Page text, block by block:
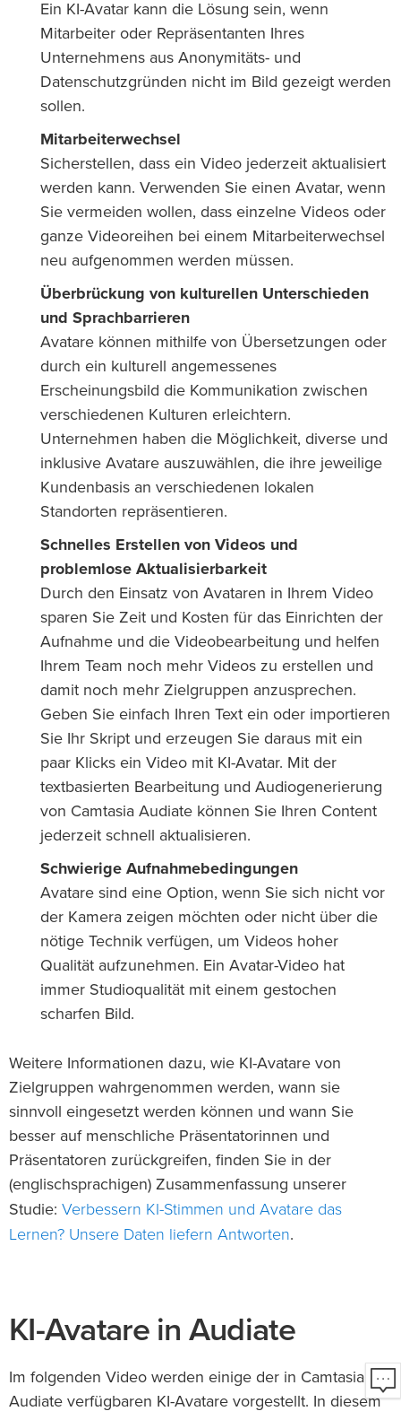
Ein KI-Avatar kann die Lösung sein, wenn
Mitarbeiter oder Repräsentanten Ihres
Unternehmens aus Anonymitäts- und
Datenschutzgründen nicht im Bild gezeigt werden
sollen.
Mitarbeiterwechsel
Sicherstellen, dass ein Video jederzeit aktualisiert
werden kann. Verwenden Sie einen Avatar, wenn
Sie vermeiden wollen, dass einzelne Videos oder
ganze Videoreihen bei einem Mitarbeiterwechsel
neu aufgenommen werden müssen.
Überbrückung von kulturellen Unterschieden
und Sprachbarrieren
Avatare können mithilfe von Übersetzungen oder
durch ein kulturell angemessenes
Erscheinungsbild die Kommunikation zwischen
verschiedenen Kulturen erleichtern.
Unternehmen haben die Möglichkeit, diverse und
inklusive Avatare auszuwählen, die ihre jeweilige
Kundenbasis an verschiedenen lokalen
Standorten repräsentieren.
Schnelles Erstellen von Videos und
problemlose Aktualisierbarkeit
Durch den Einsatz von Avataren in Ihrem Video
sparen Sie Zeit und Kosten für das Einrichten der
Aufnahme und die Videobearbeitung und helfen
Ihrem Team noch mehr Videos zu erstellen und
damit noch mehr Zielgruppen anzusprechen.
Geben Sie einfach Ihren Text ein oder importieren
Sie Ihr Skript und erzeugen Sie daraus mit ein
paar Klicks ein Video mit KI-Avatar. Mit der
textbasierten Bearbeitung und Audiogenerierung
von Camtasia Audiate können Sie Ihren Content
jederzeit schnell aktualisieren.
Schwierige Aufnahmebedingungen
Avatare sind eine Option, wenn Sie sich nicht vor
der Kamera zeigen möchten oder nicht über die
nötige Technik verfügen, um Videos hoher
Qualität aufzunehmen. Ein Avatar-Video hat
immer Studioqualität mit einem gestochen
scharfen Bild.
Weitere Informationen dazu, wie KI-Avatare von
Zielgruppen wahrgenommen werden, wann sie
sinnvoll eingesetzt werden können und wann Sie
besser auf menschliche Präsentatorinnen und
Präsentatoren zurückgreifen, finden Sie in der
(englischsprachigen) Zusammenfassung unserer
Studie: Verbessern KI-Stimmen und Avatare das
Lernen? Unsere Daten liefern Antworten.
KI-Avatare in Audiate
Im folgenden Video werden einige der in Camtasia
Audiate verfügbaren KI-Avatare vorgestellt. In diesem